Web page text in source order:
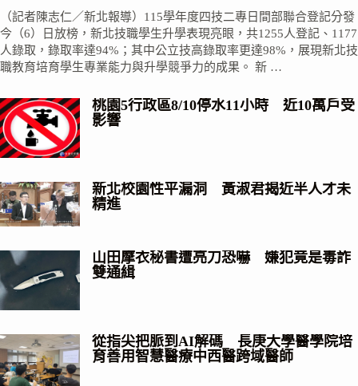
（記者陳志仁／新北報導）115學年度四技二專日間部聯合登記分發
今（6）日放榜，新北技職學生升學表現亮眼，共1255人登記、1177
人錄取，錄取率達94%；其中公立技高錄取率更達98%，展現新北技
職教育培育學生專業能力與升學競爭力的成果。 新 …
桃園5行政區8/10停水11小時 近10萬戶受
影響
新北校園性平漏洞 黃淑君揭近半人才未
精進
山田摩衣秘書遭亮刀恐嚇 嫌犯竟是毒詐
雙通緝
從指尖把脈到AI解碼 長庚大學醫學院培
育善用智慧醫療中西醫跨域醫師